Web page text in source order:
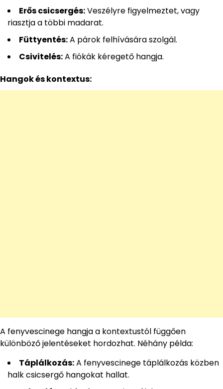
Erős csicsergés:Veszélyre figyelmeztet, vagy
riasztja a többi madarat.
Füttyentés:A párok felhívására szolgál.
Csivitelés:A fiókák kéregető hangja.
Hangok és kontextus:
A fenyvescinege hangja a kontextustól függően
különböző jelentéseket hordozhat. Néhány példa:
Táplálkozás:A fenyvescinege táplálkozás közben
halk csicsergő hangokat hallat.